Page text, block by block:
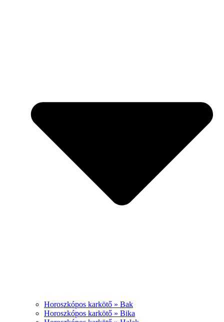
Horoszkópos karkötő » Bak
Horoszkópos karkötő » Bika